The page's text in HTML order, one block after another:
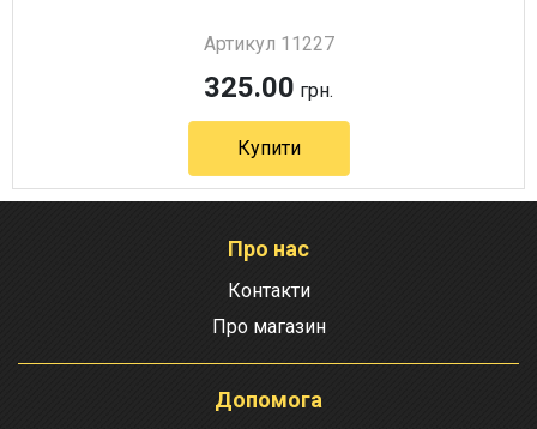
Артикул 11227
325.00 грн.
Купити
Про нас
Контакти
Про магазин
Допомога